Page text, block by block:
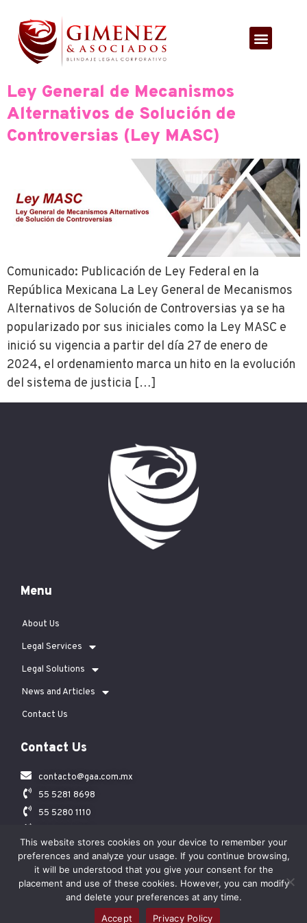
Ley General de Mecanismos
Alternativos de Solución de
Controversias (Ley MASC)
Comunicado: Publicación de Ley Federal en la
República Mexicana La Ley General de Mecanismos
Alternativos de Solución de Controversias ya se ha
popularizado por sus iniciales como la Ley MASC e
inició su vigencia a partir del día 27 de enero de
2024, el ordenamiento marca un hito en la evolución
del sistema de justicia […]
Menu
About Us
Legal Services
Legal Solutions
News and Articles
Contact Us
Contact Us
contacto@gaa.com.mx
55 5281 8698
55 5280 1110
Arquímedes 31/23 Colonia Polanco Ciudad de México 11560
Copyright © 2023 Giménez & Asociados Abogados S.C. |Privacy
Notice
This website stores cookies on your device to remember your
preferences and analyze your usage. If you continue browsing,
it will be understood that you give your consent for the
placement and use of these cookies. However, you can modify
and delete your preferences at any time.
Accept
Privacy Policy